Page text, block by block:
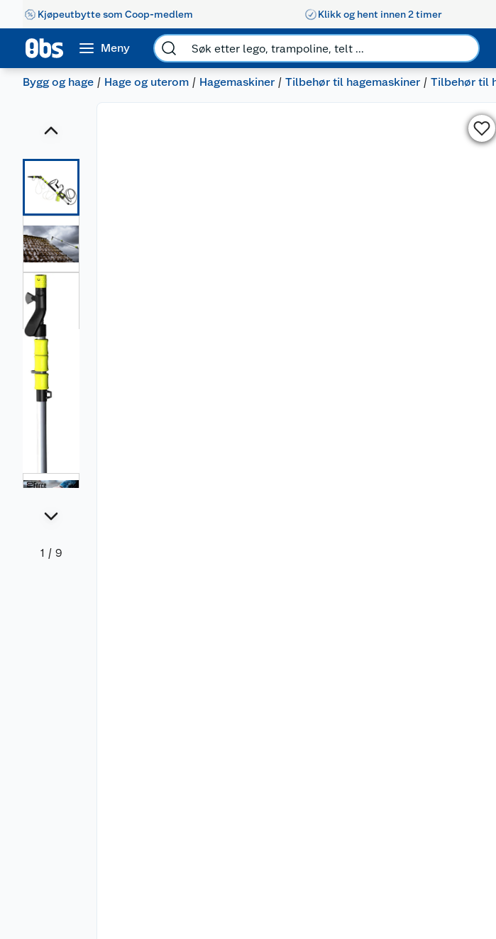
Kjøpeutbytte som Coop-medlem Klikk og hent innen 2 timer
Meny
Bygg og hage Hage og uterom Hagemaskiner Tilbehør til hagemaskiner Tilbehør til
1 / 9